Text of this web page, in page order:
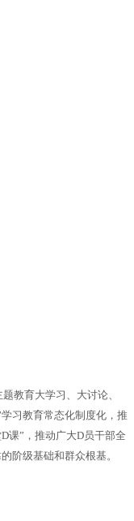
教育大学习、大讨论、
习教育常态化制度化，推
课”，推动广大D员干部全
阶级基础和群众根基。